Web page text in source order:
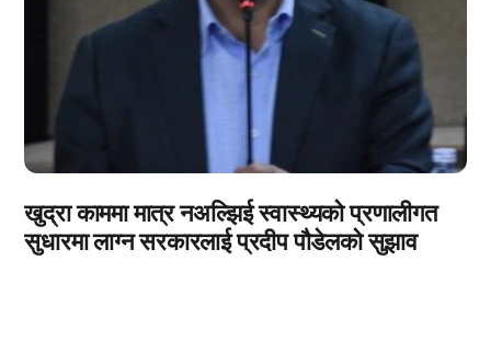
खुद्रा काममा मात्र नअल्झिई स्वास्थ्यको प्रणालीगत
सुधारमा लाग्न सरकारलाई प्रदीप पौडेलको सुझाव